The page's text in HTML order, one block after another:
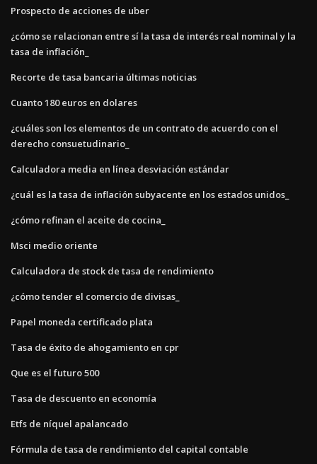
Prospecto de acciones de uber
¿cómo se relacionan entre sí la tasa de interés real nominal y la
tasa de inflación_
Recorte de tasa bancaria últimas noticias
Cuanto 180 euros en dolares
¿cuáles son los elementos de un contrato de acuerdo con el
derecho consuetudinario_
Calculadora media en línea desviación estándar
¿cuál es la tasa de inflación subyacente en los estados unidos_
¿cómo refinan el aceite de cocina_
Msci medio oriente
Calculadora de stock de tasa de rendimiento
¿cómo tender el comercio de divisas_
Papel moneda certificado plata
Tasa de éxito de ahogamiento en cpr
Que es el futuro 500
Tasa de descuento en economía
Etfs de níquel apalancado
Fórmula de tasa de rendimiento del capital contable